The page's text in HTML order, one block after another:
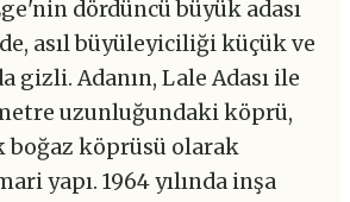
dördüncü büyük adası
asıl büyüleyiciliği küçük ve
gizli. Adanın, Lale Adası ile
uzunluğundaki köprü,
köprüsü olarak
yapı. 1964 yılında inşa